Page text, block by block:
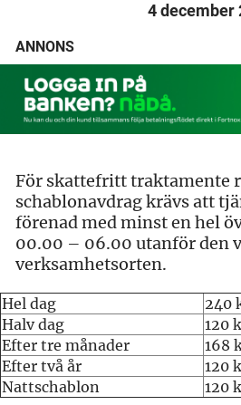
4 december
ANNONS
För skattefritt traktamente
schablonavdrag krävs att
förenad med minst en hel
00.00 – 06.00 utanför den
verksamhetsorten.
Hel dag
240
Halv dag
120
Efter tre månader
168
Efter två år
120
Nattschablon
120